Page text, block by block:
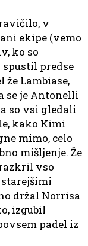
v
ekipe (vemo
ko so
predse
Lambiase,
se je Antonelli
so vsi gledali
kako Kimi
mimo, celo
mišljenje. Že
vso
držal Norrisa
izgubil
padel iz